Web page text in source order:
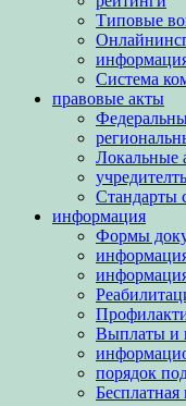
Типовые
Система
правовые акты
Локальные
Стандарты
информация
Формы
Выплаты и
порядок